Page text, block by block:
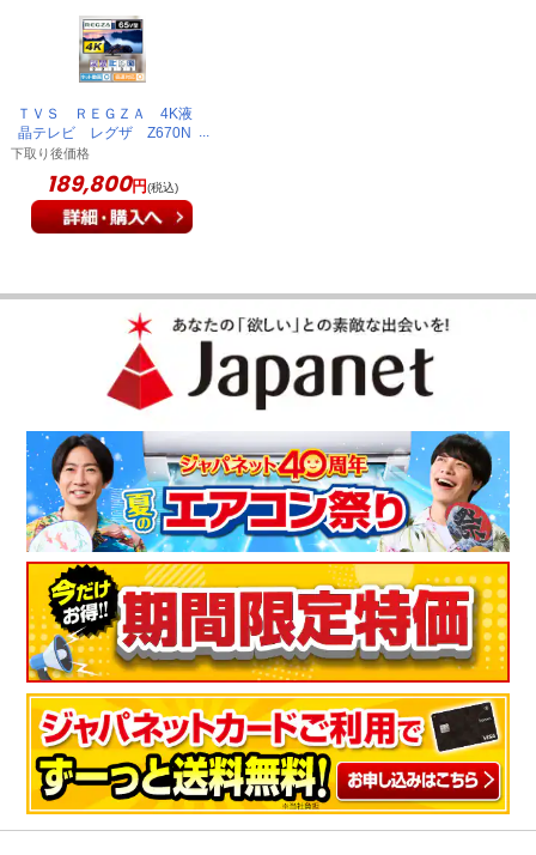
ＴＶＳ ＲＥＧＺＡ 4K液
晶テレビ レグザ Z670N
series 65V型 65Z670N
下取り後価格
189,800円(税込)